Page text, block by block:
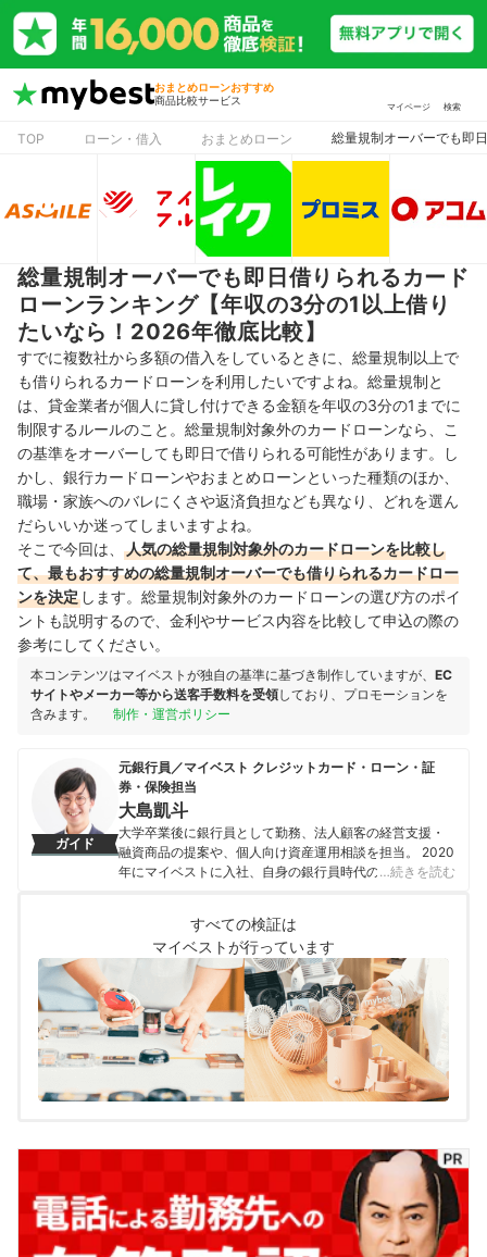
おまとめローンおすすめ
商品比較サービス
マイページ 検索
TOP ローン・借入 おまとめローン 総量規制オーバーでも即
総量規制オーバーでも即日借りられるカード
ローンランキング【年収の3分の1以上借り
たいなら！2026年徹底比較】
すでに複数社から多額の借入をしているときに、総量規制以上で
も借りられるカードローンを利用したいですよね。総量規制と
は、貸金業者が個人に貸し付けできる金額を年収の3分の1までに
制限するルールのこと。総量規制対象外のカードローンなら、こ
の基準をオーバーしても即日で借りられる可能性があります。
し
かし、銀行カードローンやおまとめローンといった種類のほか、
職場・家族へのバレにくさや返済負担なども異なり、どれを選ん
だらいいか迷ってしまいますよね。
そこで今回は、
人気の総量規制対象外のカードローンを比較し
て、最もおすすめの総量規制オーバーでも借りられるカードロー
ンを決定 します。総量規制対象外のカードローンの選び方のポイ
ントも説明するので、金利やサービス内容を比較して申込の際の
参考にしてください。
本コンテンツはマイベストが独自の基準に基づき制作していますが、 EC
サイトやメーカー等から送客手数料を受領しており、プロモーションを
含みます。
制作・運営ポリシー
ガイド
元銀行員／マイベスト クレジットカード・ローン・証
券・保険担当
大島凱斗
大学卒業後に銀行員として勤務、法人顧客の経営支援・
融資商品の提案や、個人向け資産運用相談を担当。 2020
年にマイベストに入社、自身の銀行員時代の経験を活か
済を専門に解説コンテンツの制作を統括する。 また、
Yahoo!ファイナンスで借入や投資への疑問や基礎知識に
関する連載も担当している。
大島凱斗のプロフィール
…続きを読む
すべての検証は
マイベストが行っています